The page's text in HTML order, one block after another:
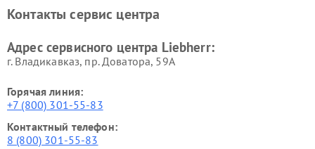
Контакты сервис центра
Адрес сервисного центра Liebherr:
г. Владикавказ, пр. Доватора, 59А
Горячая линия:
+7 (800) 301-55-83
Контактный телефон:
8 (800) 301-55-83